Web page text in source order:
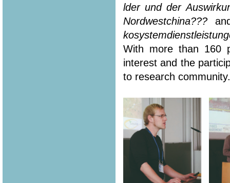
lder und der
Nordwestchina???
With more than 160
interest and the
to research community.